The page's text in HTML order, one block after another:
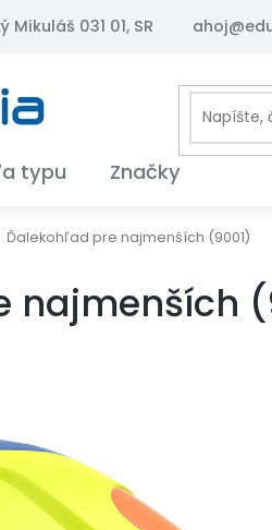
Mikuláš 031 01, SR
typu Značky
Ďalekohľad pre najmenších (9001)
najmenších